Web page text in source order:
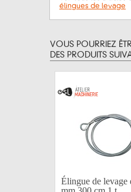
élingues de levage
VOUS POURRIEZ
DES PRODUITS
Élingue de levage